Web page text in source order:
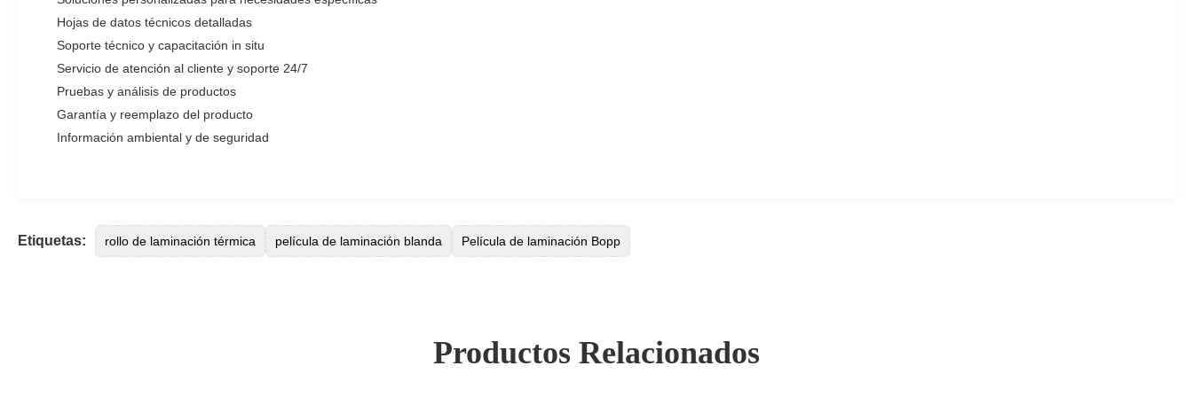
Hojas de datos técnicos detalladas
Soporte técnico y capacitación in situ
Servicio de atención al cliente y soporte 24/7
Pruebas y análisis de productos
Garantía y reemplazo del producto
Información ambiental y de seguridad
Etiquetas: rollo de laminación térmica película de laminación blanda Película de laminación Bopp
Productos Relacionados